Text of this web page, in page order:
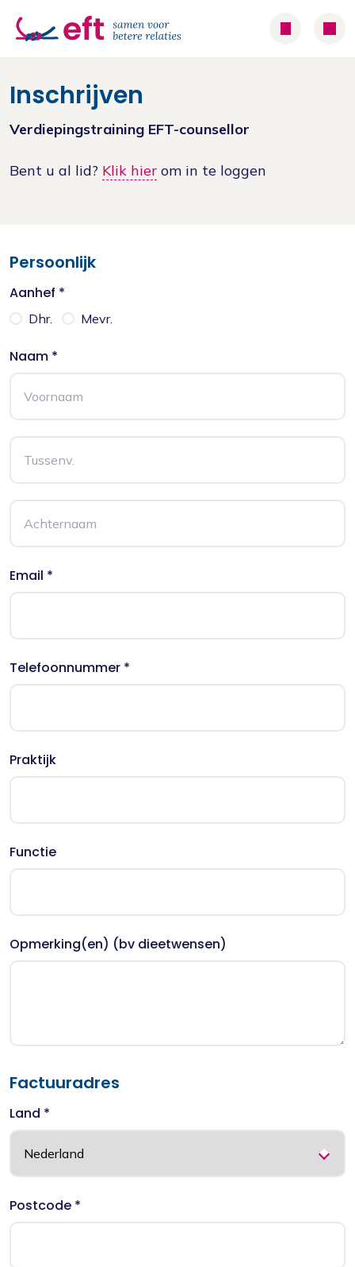
Inschrijven
Verdiepingstraining EFT-counsellor
Bent u al lid? Klik hier om in te loggen
Persoonlijk
Aanhef *
Dhr. Mevr.
Naam *
Email *
Telefoonnummer *
Praktijk
Functie
Opmerking(en) (bv dieetwensen)
Factuuradres
Land *
Postcode *